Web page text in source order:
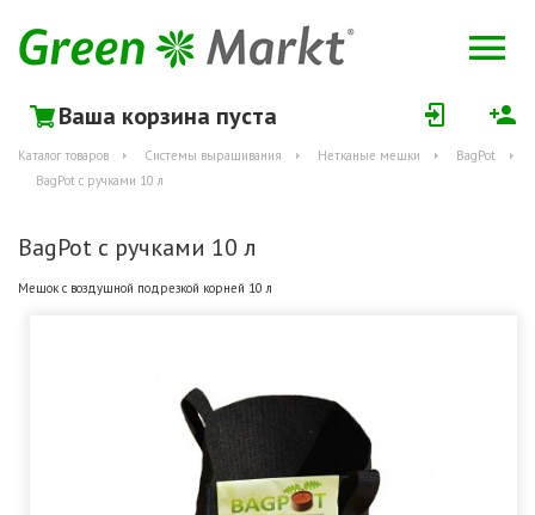
Ваша корзина пуста
Каталог товаров Системы выращивания Нетканые мешки
BagPot
BagPot c ручками 10 л
BagPot c ручками 10 л
Мешок с воздушной подрезкой корней 10 л